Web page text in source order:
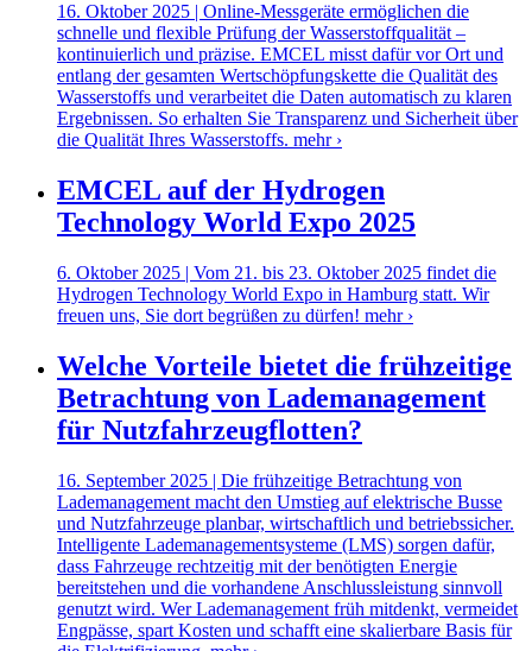
16. Oktober 2025 | Online-Messgeräte ermöglichen die
schnelle und flexible Prüfung der Wasserstoffqualität –
kontinuierlich und präzise. EMCEL misst dafür vor Ort und
entlang der gesamten Wertschöpfungskette die Qualität des
Wasserstoffs und verarbeitet die Daten automatisch zu klaren
Ergebnissen. So erhalten Sie Transparenz und Sicherheit über
die Qualität Ihres Wasserstoffs. mehr ›
EMCEL auf der Hydrogen
Technology World Expo 2025
6. Oktober 2025 | Vom 21. bis 23. Oktober 2025 findet die
Hydrogen Technology World Expo in Hamburg statt. Wir
freuen uns, Sie dort begrüßen zu dürfen! mehr ›
Welche Vorteile bietet die frühzeitige
Betrachtung von Lademanagement
für Nutzfahrzeugflotten?
16. September 2025 | Die frühzeitige Betrachtung von
Lademanagement macht den Umstieg auf elektrische Busse
und Nutzfahrzeuge planbar, wirtschaftlich und betriebssicher.
Intelligente Lademanagementsysteme (LMS) sorgen dafür,
dass Fahrzeuge rechtzeitig mit der benötigten Energie
bereitstehen und die vorhandene Anschlussleistung sinnvoll
genutzt wird. Wer Lademanagement früh mitdenkt, vermeidet
Engpässe, spart Kosten und schafft eine skalierbare Basis für